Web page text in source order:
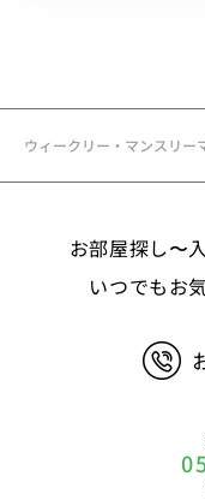
ウィークリー・マンスリー
お部屋探し〜
いつでもお